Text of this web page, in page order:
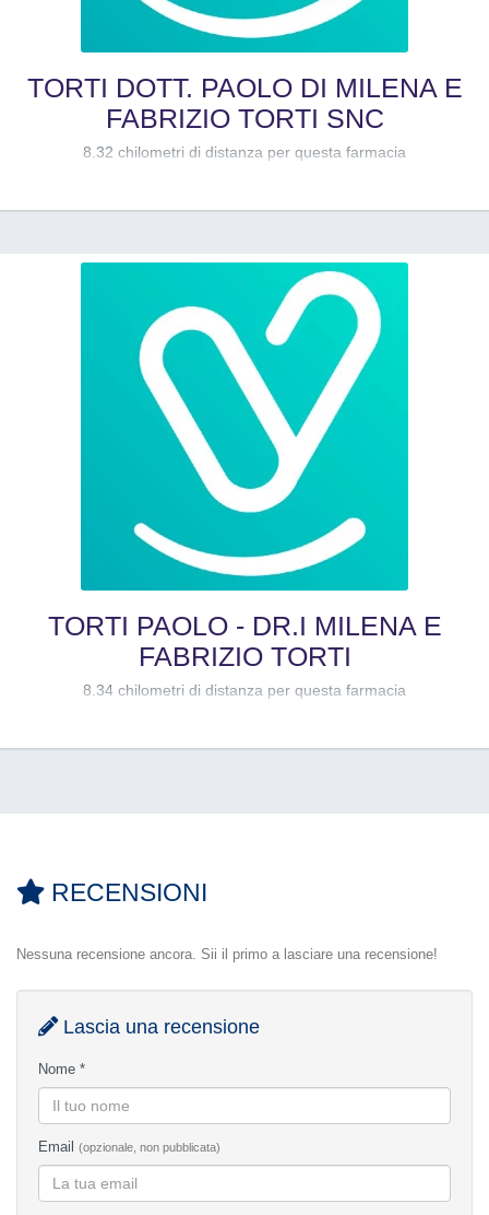
TORTI DOTT. PAOLO DI MILENA E
FABRIZIO TORTI SNC
8.32 chilometri di distanza per questa farmacia
TORTI PAOLO - DR.I MILENA E
FABRIZIO TORTI
8.34 chilometri di distanza per questa farmacia
RECENSIONI
Nessuna recensione ancora. Sii il primo a lasciare una recensione!
Lascia una recensione
Nome *
Email (opzionale, non pubblicata)